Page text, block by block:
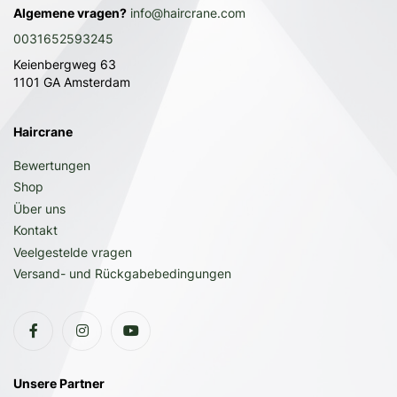
Algemene vragen? info@haircrane.com
0031652593245
Keienbergweg 63
1101 GA Amsterdam
Haircrane
Bewertungen
Shop
Über uns
Kontakt
Veelgestelde vragen
Versand- und Rückgabebedingungen
Unsere Partner